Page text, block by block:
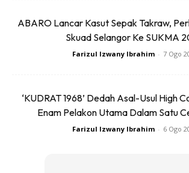
ABARO Lancar Kasut Sepak Takraw,
Skuad Selangor Ke SUKMA
Farizul Izwany Ibrahim - 7 Ogo
‘KUDRAT 1968’ Dedah Asal-Usul High
Enam Pelakon Utama Dalam Satu
Farizul Izwany Ibrahim - 6 Ogo